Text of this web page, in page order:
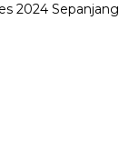
2024 Sepanjang